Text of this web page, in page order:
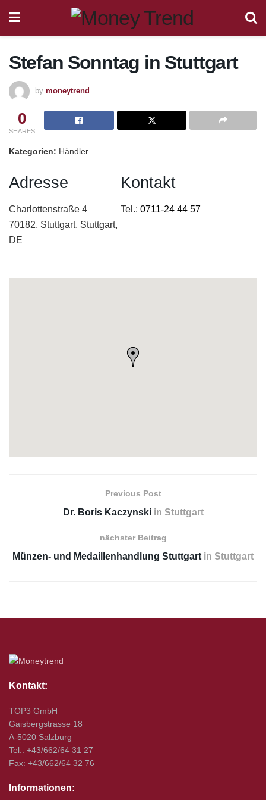
Stefan Sonntag in Stuttgart
by moneytrend
0
SHARES
Kategorien: Händler
Adresse
Charlottenstraße 4
70182, Stuttgart, Stuttgart,
DE
Kontakt
Tel.:0711-24 44 57
Previous Post
Dr. Boris Kaczynski in Stuttgart
nächster Beitrag
Münzen- und Medaillenhandlung Stuttgart in Stuttgart
Kontakt:
TOP3 GmbH
Gaisbergstrasse 18
A-5020 Salzburg
Tel.: +43/662/64 31 27
Fax: +43/662/64 32 76
Informationen: